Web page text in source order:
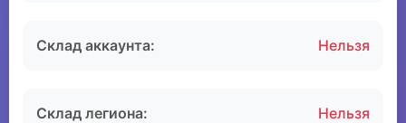
Склад аккаунта: Нельзя
Склад легиона: Нельзя